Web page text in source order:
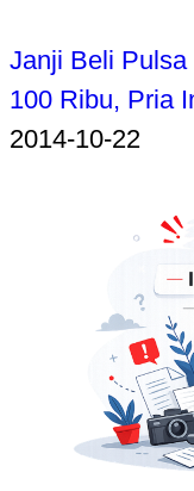
Janji Beli
100 Ribu, Pria
2014-10-22